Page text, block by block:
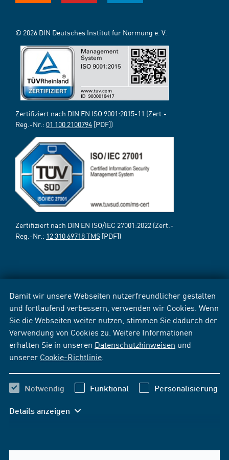
Damit wir unsere Webseiten nutzerfreundlicher gestalten
und fortlaufend verbessern, verwenden wir Cookies. Wenn
Sie die Webseiten weiter nutzen, stimmen Sie dadurch der
Verwendung von Cookies zu. Weitere Informationen
erhalten Sie in unseren Datenschutzhinweisen und
unserer Cookie-Richtlinie
Notwendig Funktional Personalisierung
Details anzeigen
© 2026 DIN Deutsches Institut für Normung e. V.
Zertifiziert nach DIN EN ISO 9001:2015-11 (Zert.-
Reg.-Nr.: 01 100 2100794 [PDF])
Zertifiziert nach DIN EN ISO/IEC 27001:2022 (Zert.-
Reg.-Nr.: 12 310 69718 TMS [PDF])